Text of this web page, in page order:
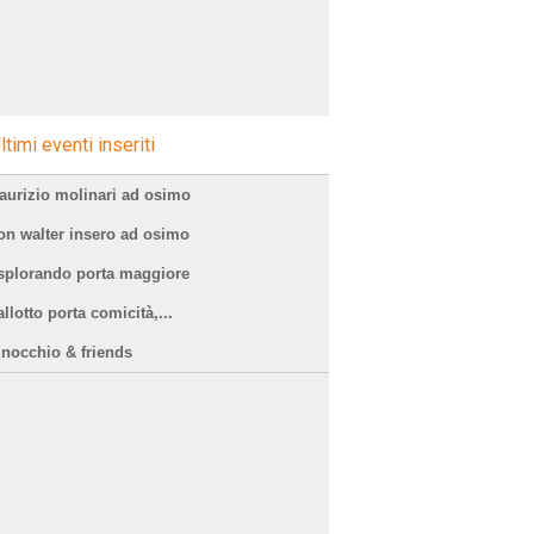
eventi inseriti
molinari ad osimo
walter insero ad osimo
porta maggiore
porta comicità,...
& friends